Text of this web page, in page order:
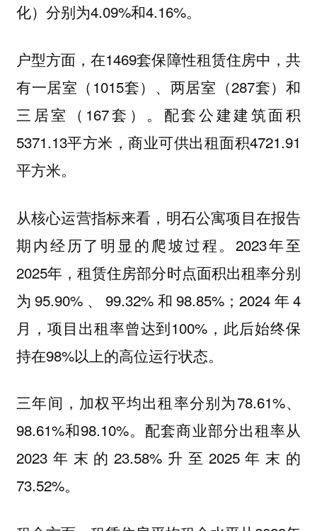
化）分别为4.09%和4.16%。
户型方面，在1469套保障性租赁住房中，共
有一居室（1015套）、两居室（287套）和
三居室（167套）。配套公建建筑面积
5371.13平方米，商业可供出租面积4721.91
平方米。
从核心运营指标来看，明石公寓项目在报告
期内经历了明显的爬坡过程。2023年至
2025年，租赁住房部分时点面积出租率分别
为95.90%、99.32%和98.85%；2024年4
月，项目出租率曾达到100%，此后始终保
持在98%以上的高位运行状态。
三年间，加权平均出租率分别为78.61%、
98.61%和98.10%。配套商业部分出租率从
2023年末的23.58%升至2025年末的
73.52%。